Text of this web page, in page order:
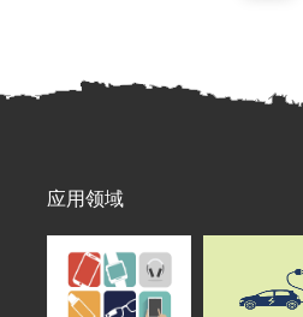
应用领域